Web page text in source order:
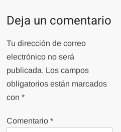
Deja un comentario
Tu dirección de correo
electrónico no será
publicada. Los campos
obligatorios están marcados
con*
Comentario*